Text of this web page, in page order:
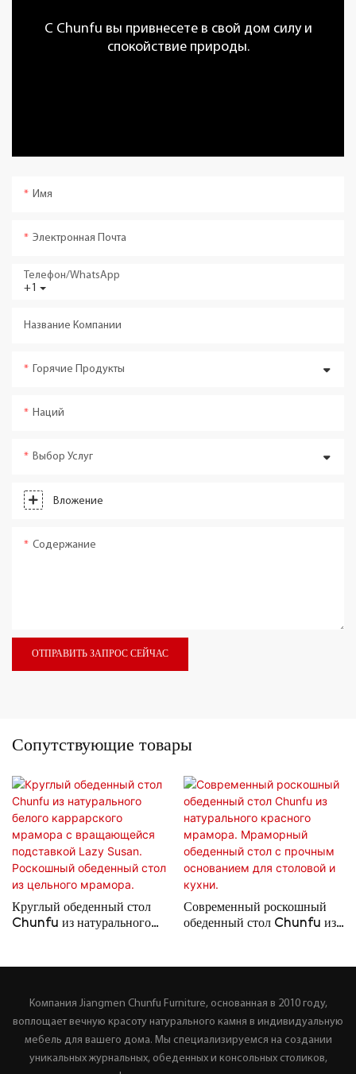
С Chunfu вы привнесете в свой дом силу и
спокойствие природы.
Имя
Электронная Почта
+1
Телефон/WhatsApp
Название Компании
Горячие Продукты
Наций
Выбор Услуг
Вложение
Содержание
ОТПРАВИТЬ ЗАПРОС СЕЙЧАС
Сопутствующие товары
Круглый обеденный стол
Chunfu из натурального
мрамора.
Современный роскошный
обеденный стол Chunfu из
кухни.
Компания Jiangmen Chunfu Furniture, основанная в 2010 году,
воплощает вечную красоту натурального камня в индивидуальную
мебель для вашего дома. Мы специализируемся на создании
уникальных журнальных, обеденных и консольных столиков,